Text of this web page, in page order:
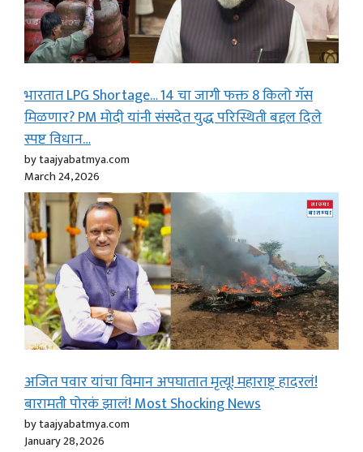
भारतात LPG Shortage… 14 चा जागी फक्त 8 किलो गॅस
मिळणार? PM मोदी यांनी संसदेत युद्ध परिस्थिती बद्दल दिले
स्पष्ट विधान…
by taajyabatmya.com
March 24, 2026
अजित पवार यांचा विमान अपघातात मृत्यू! महाराष्ट्र हादरलं!
बारामती पोरकं झालं! Most Shocking News
by taajyabatmya.com
January 28, 2026